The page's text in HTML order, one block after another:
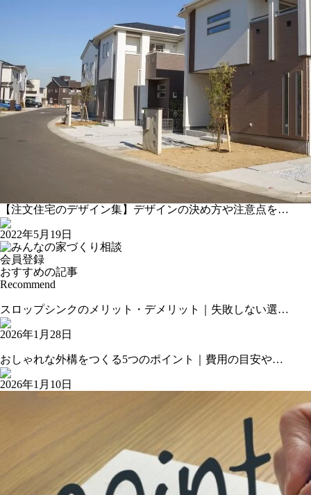
【注文住宅のデザイン集】デザインの決め方や注意点を…
2022年5月19日
会員登録
おすすめの記事
Recommend
スロップシンクのメリット・デメリット｜失敗しない選…
2026年1月28日
おしゃれな外構をつくる5つのポイント｜費用の目安や…
2026年1月10日